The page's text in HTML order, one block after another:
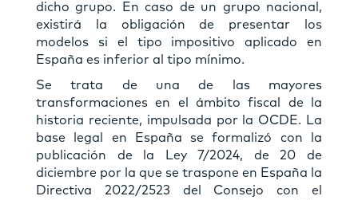
dicho grupo. En caso de un grupo nacional,
existirá la obligación de presentar los
modelos si el tipo impositivo aplicado en
España es inferior al tipo mínimo.
Se trata de una de las mayores
transformaciones en el ámbito fiscal de la
historia reciente, impulsada por la OCDE. La
base legal en España se formalizó con la
publicación de la Ley 7/2024, de 20 de
diciembre por la que se traspone en España la
Directiva 2022/2523 del Consejo con el